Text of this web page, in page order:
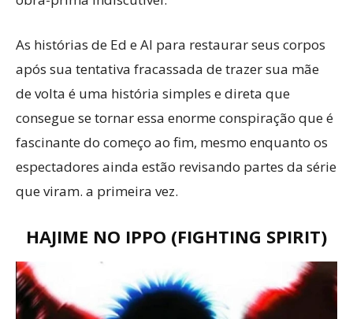
As histórias de Ed e Al para restaurar seus corpos
após sua tentativa fracassada de trazer sua mãe
de volta é uma história simples e direta que
consegue se tornar essa enorme conspiração que é
fascinante do começo ao fim, mesmo enquanto os
espectadores ainda estão revisando partes da série
que viram. a primeira vez.
HAJIME NO IPPO (FIGHTING SPIRIT)